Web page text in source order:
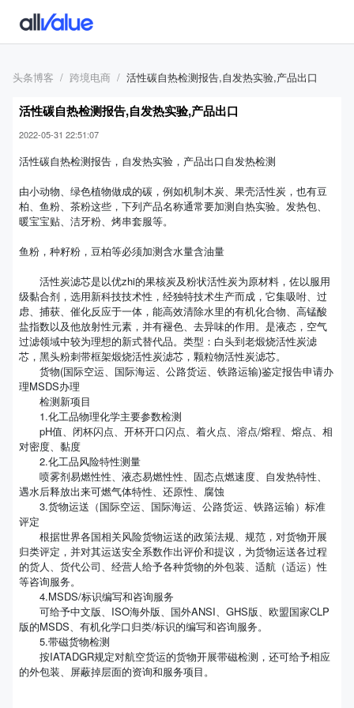
头条博客 跨境电商 活性碳自热检测报告,自发热实验,产品出口
活性碳自热检测报告,自发热实验,产品出口
2022-05-31 22:51:07
活性碳自热检测报告，自发热实验，产品出口自发热检测
由小动物、绿色植物做成的碳，例如机制木炭、果壳活性炭，也有豆
柏、鱼粉、茶粉这些，下列产品名称通常要加测自热实验。发热包、
暖宝宝贴、洁牙粉、烤串套服等。
鱼粉，种籽粉，豆柏等必须加测含水量含油量
活性炭滤芯是以优zhi的果核炭及粉状活性炭为原材料，佐以服用
级黏合剂，选用新科技技术性，经独特技术生产而成，它集吸咐、过
虑、捕获、催化反应于一体，能高效清除水里的有机化合物、高锰酸
盐指数以及他放射性元素，并有褪色、去异味的作用。是液态，空气
过滤领域中较为理想的新式替代品。类型：白头到老煅烧活性炭滤
芯，黑头粉刺带框架煅烧活性炭滤芯，颗粒物活性炭滤芯。
货物(国际空运、国际海运、公路货运、铁路运输)鉴定报告申请办
理MSDS办理
检测新项目
1.化工品物理化学主要参数检测
pH值、闭杯闪点、开杯开口闪点、着火点、溶点/熔程、熔点、相
对密度、黏度
2.化工品风险特性测量
喷雾剂易燃性性、液态易燃性性、固态点燃速度、自发热特性、
遇水后释放出来可燃气体特性、还原性、腐蚀
3.货物运送（国际空运、国际海运、公路货运、铁路运输）标准
评定
根据世界各国相关风险货物运送的政策法规、规范，对货物开展
归类评定，并对其运送安全系数作出评价和提议，为货物运送各过程
的货人、货代公司、经营人给予各种货物的外包装、适航（适运）性
等咨询服务。
4.MSDS/标识编写和咨询服务
可给予中文版、ISO海外版、国外ANSI、GHS版、欧盟国家CLP
版的MSDS、有机化学口归类/标识的编写和咨询服务。
5.带磁货物检测
按IATADGR规定对航空货运的货物开展带磁检测，还可给予相应
的外包装、屏蔽掉层面的资询和服务项目。